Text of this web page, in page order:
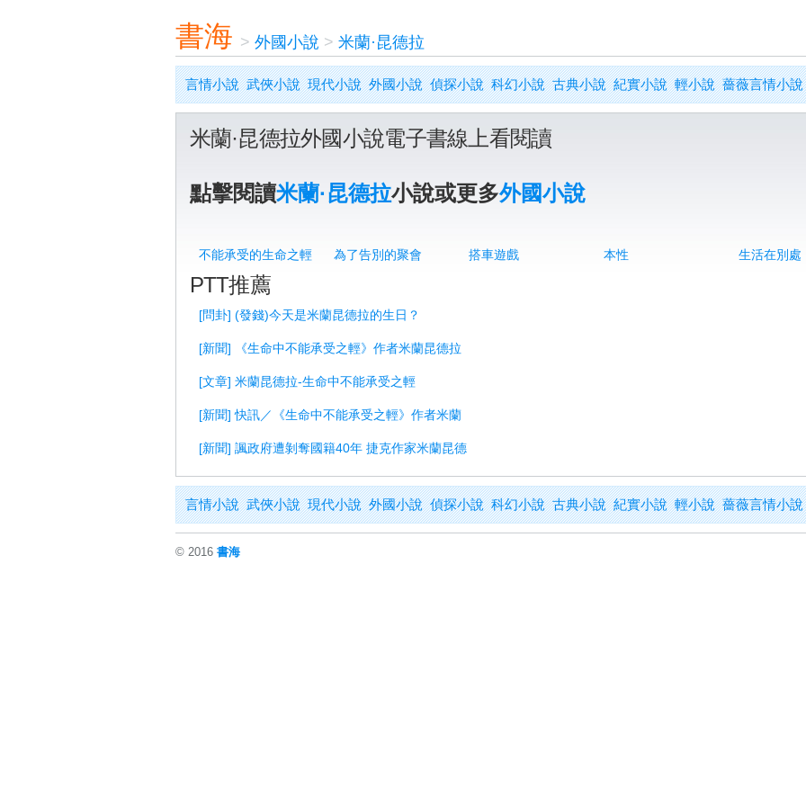
書海 > 外國小說 > 米蘭·昆德拉
言情小說 武俠小說 現代小說 外國小說 偵探小說 科幻小說 古典小說 紀實小說 輕小說 薔薇言情小說
米蘭·昆德拉外國小說電子書線上看閱讀
點擊閱讀米蘭·昆德拉小說或更多外國小說
不能承受的生命之輕 為了告別的聚會 搭車遊戲 本性 生活在別處
PTT推薦
[問卦] (發錢)今天是米蘭昆德拉的生日？
[新聞] 《生命中不能承受之輕》作者米蘭昆德拉
[文章] 米蘭昆德拉-生命中不能承受之輕
[新聞] 快訊／《生命中不能承受之輕》作者米蘭
[新聞] 諷政府遭剝奪國籍40年 捷克作家米蘭昆德
言情小說 武俠小說 現代小說 外國小說 偵探小說 科幻小說 古典小說 紀實小說 輕小說 薔薇言情小說
© 2016 書海